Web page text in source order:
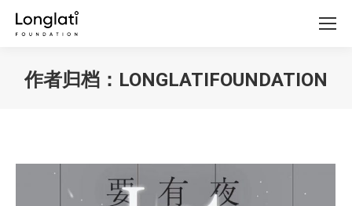
作者归档： LONGLATIFOUNDATION